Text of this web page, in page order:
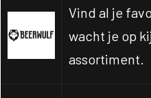
Vind al je
wacht je op
assortiment.